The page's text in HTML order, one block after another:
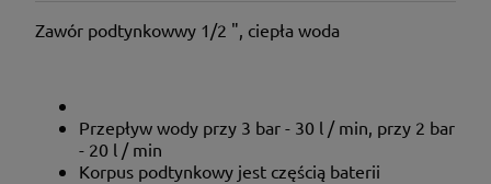
Zawór podtynkowwy 1/2 ", ciepła woda
Przepływ wody przy 3 bar - 30 l / min, przy 2 bar
- 20 l / min
Korpus podtynkowy jest częścią baterii